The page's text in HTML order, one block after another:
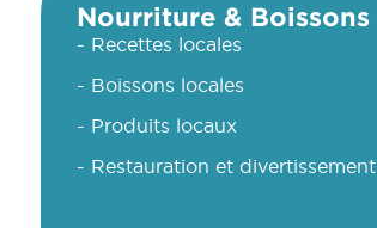
Nourriture & Boissons
- Recettes locales
- Boissons locales
- Produits locaux
- Restauration et divertissement